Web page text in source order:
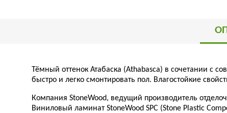
Тёмный оттенок Атабаска (Athabasca) в сочетании с
быстро и легко смонтировать пол. Влагостойкие
Компания StoneWood, ведущий производитель
Виниловый ламинат StoneWood SPC (Stone Plastic